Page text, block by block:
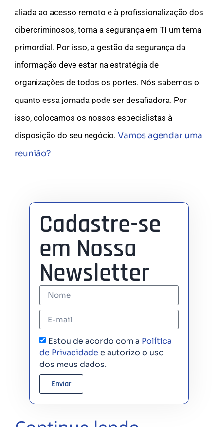
aliada ao acesso remoto e à profissionalização dos
cibercriminosos, torna a segurança em TI um tema
primordial. Por isso, a gestão da segurança da
informação deve estar na estratégia de
organizações de todos os portes. Nós sabemos o
quanto essa jornada pode ser desafiadora. Por
isso, colocamos os nossos especialistas à
disposição do seu negócio. Vamos agendar uma
reunião?
Cadastre-se
em Nossa
Newsletter
Estou de acordo com a Política
de Privacidade e autorizo o uso
dos meus dados.
Enviar